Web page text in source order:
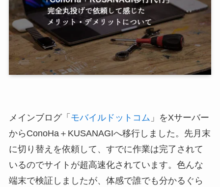
メインブログ「 モバイルドットコム 」をXサーバー
からConoHa＋KUSANAGIへ移行しました。先月末
に切り替えを依頼して、すでに作業は完了されて
いるのでサイトが超高速化されています。色んな
端末で検証しましたが、体感で誰でも分かるぐら